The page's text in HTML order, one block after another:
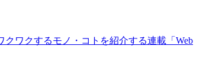
ワクするモノ・コトを紹介する連載「Web